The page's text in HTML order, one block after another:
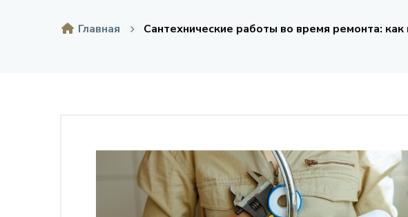
Главная Сантехнические работы во время ремонта: